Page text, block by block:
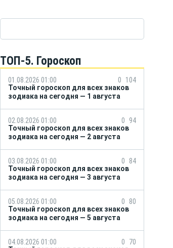
ТОП-5. Гороскоп
01.08.2026 01:00 0
104
Точный гороскоп для всех знаков
зодиака на сегодня — 1 августа
02.08.2026 01:00 0
94
Точный гороскоп для всех знаков
зодиака на сегодня — 2 августа
03.08.2026 01:00 0
84
Точный гороскоп для всех знаков
зодиака на сегодня — 3 августа
05.08.2026 01:00 0
80
Точный гороскоп для всех знаков
зодиака на сегодня — 5 августа
04.08.2026 01:00 0
70